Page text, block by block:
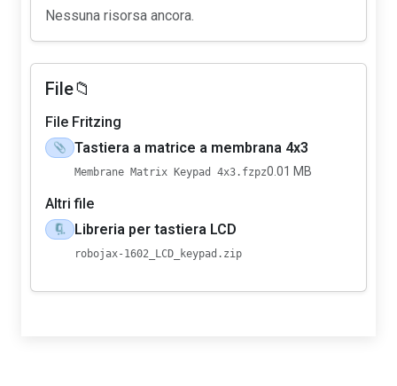
Nessuna risorsa ancora.
File📁
File Fritzing
📎 Tastiera a matrice a membrana 4x3
Membrane Matrix Keypad 4x3.fzpz0.01 MB
Altri file
🗜️ Libreria per tastiera LCD
robojax-1602_LCD_keypad.zip